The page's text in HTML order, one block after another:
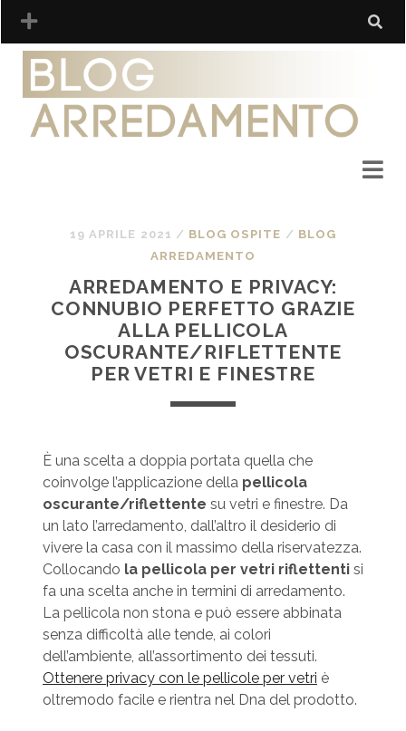
19 APRILE 2021 / BLOG OSPITE / BLOG
ARREDAMENTO
ARREDAMENTO E PRIVACY:
CONNUBIO PERFETTO GRAZIE
ALLA PELLICOLA
OSCURANTE/RIFLETTENTE
PER VETRI E FINESTRE
È una scelta a doppia portata quella che
coinvolge l’applicazione della pellicola
oscurante/riflettente su vetri e finestre. Da
un lato l’arredamento, dall’altro il desiderio di
vivere la casa con il massimo della riservatezza.
Collocando la pellicola per vetri riflettentisi
fa una scelta anche in termini di arredamento.
La pellicola non stona e può essere abbinata
senza difficoltà alle tende, ai colori
dell’ambiente, all’assortimento dei tessuti.
Ottenere privacy con le pellicole per vetri è
oltremodo facile e rientra nel Dna del prodotto.